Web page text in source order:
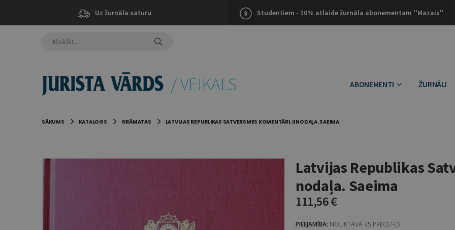
Uz žurnāla saturu Studentiem - 10% atlaide žurnāla abonementam ''Mazais''
/ VEIKALS ABONEMENTI ŽURNĀLI
SĀKUMS KATALOGS GRĀMATAS LATVIJAS REPUBLIKAS SATVERSMES KOMENTĀRI. II NODAĻA. SAEIMA
Latvijas Republikas
nodaļa. Saeima
111,56€
PIEEJAMĪBA: NOLIKTAVĀ 45 PRECE/-ES